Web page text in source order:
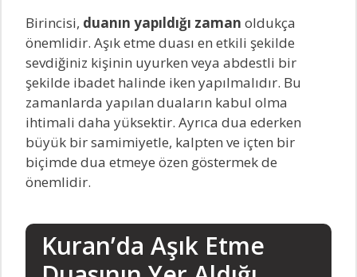
Birincisi, duanın yapıldığı zaman oldukça
önemlidir. Aşık etme duası en etkili şekilde
sevdiğiniz kişinin uyurken veya abdestli bir
şekilde ibadet halinde iken yapılmalıdır. Bu
zamanlarda yapılan duaların kabul olma
ihtimali daha yüksektir. Ayrıca dua ederken
büyük bir samimiyetle, kalpten ve içten bir
biçimde dua etmeye özen göstermek de
önemlidir.
Kuran’da Aşık Etme